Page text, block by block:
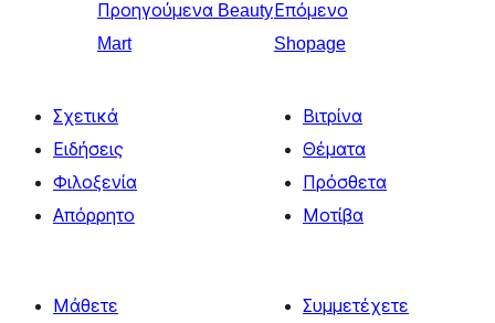
Προηγούμενα Beauty
Mart
Επόμενο
Shopage
Σχετικά
Ειδήσεις
Φιλοξενία
Απόρρητο
Βιτρίνα
Θέματα
Πρόσθετα
Μοτίβα
Μάθετε
Συμμετέχετε